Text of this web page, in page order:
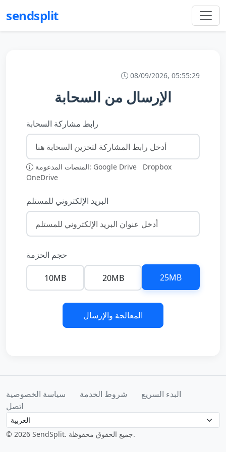
sendsplit
08/09/2026, 05:55:29
الإرسال من السحابة
رابط مشاركة السحابة
المنصات المدعومة: Google Drive
Dropbox
OneDrive
البريد الإلكتروني للمستلم
حجم الحزمة
10MB 20MB 25MB
المعالجة والإرسال
سياسة الخصوصية شروط الخدمة
البدء السريع
اتصل
Language
© 2026 SendSplit. جميع الحقوق محفوظة.